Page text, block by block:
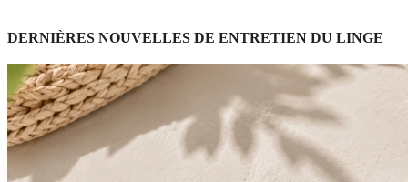
DERNIÈRES NOUVELLES DE ENTRETIEN DU LINGE